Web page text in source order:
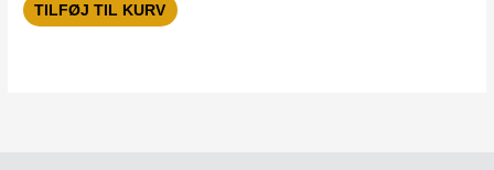
TILFØJ TIL KURV